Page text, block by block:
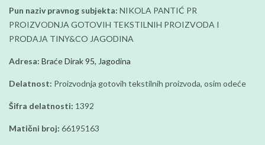
Pun naziv pravnog subjekta: NIKOLA PANTIĆ PR
PROIZVODNJA GOTOVIH TEKSTILNIH PROIZVODA I
PRODAJA TINY&CO JAGODINA
Adresa: Braće Dirak 95, Jagodina
Delatnost: Proizvodnja gotovih tekstilnih proizvoda, osim odeće
Šifra delatnosti: 1392
Matični broj: 66195163